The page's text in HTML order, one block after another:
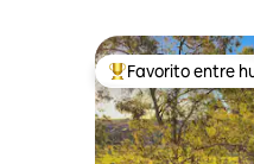
Favorito entre
Favorito entre